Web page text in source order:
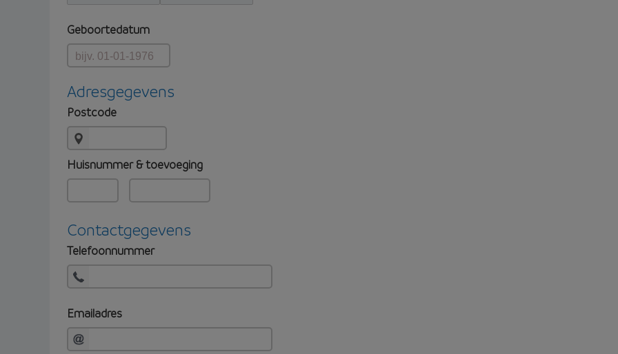
Geboortedatum
Adresgegevens
Postcode
Huisnummer & toevoeging
Contactgegevens
Telefoonnummer
Emailadres